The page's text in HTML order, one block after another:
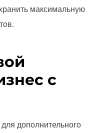
максимальную
с
дополнительного